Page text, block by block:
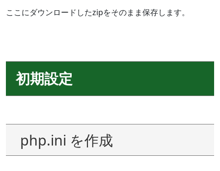
ここにダウンロードしたzipをそのまま保存します。
初期設定
php.ini を作成